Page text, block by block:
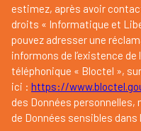
estimez, après avoir
droits « Informatique et
pouvez adresser une
informons de l’existence
téléphonique « Bloctel »,
ici : https://
des Données
de Données sensibles dans